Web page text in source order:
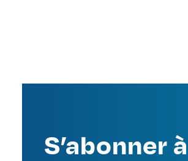
S’abonner